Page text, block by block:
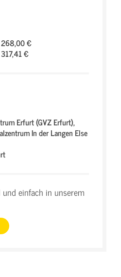
268,00 €
317,41 €
Erfurt (GVZ Erfurt),
In der Langen Else
einfach in unserem